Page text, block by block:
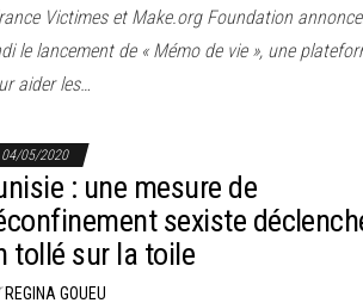
Victimes et Make.org Foundation
le lancement de « Mémo de vie », une
aider les…
04/05/2020
: une mesure de
sexiste
tollé sur la toile
REGINA GOUEU